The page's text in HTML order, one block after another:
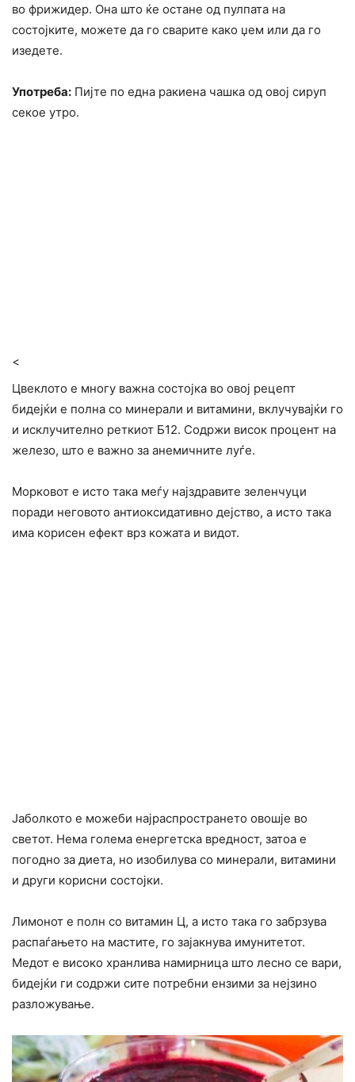
во фрижидер. Она што ќе остане од пулпата на
состојките, можете да го сварите како џем или да го
изедете.
Употреба: Пијте по една ракиена чашка од овој сируп
секое утро.
<
Цвеклото е многу важна состојка во овој рецепт
бидејќи е полна со минерали и витамини, вклучувајќи го
и исклучително реткиот Б12. Содржи висок процент на
железо, што е важно за анемичните луѓе.
Морковот е исто така меѓу најздравите зеленчуци
поради неговото антиоксидативно дејство, а исто така
има корисен ефект врз кожата и видот.
Јаболкото е можеби најраспространето овошје во
светот. Нема голема енергетска вредност, затоа е
погодно за диета, но изобилува со минерали, витамини
и други корисни состојки.
Лимонот е полн со витамин Ц, а исто така го забрзува
распаѓањето на мастите, го зајакнува имунитетот.
Медот е високо хранлива намирница што лесно се вари,
бидејќи ги содржи сите потребни ензими за нејзино
разложување.